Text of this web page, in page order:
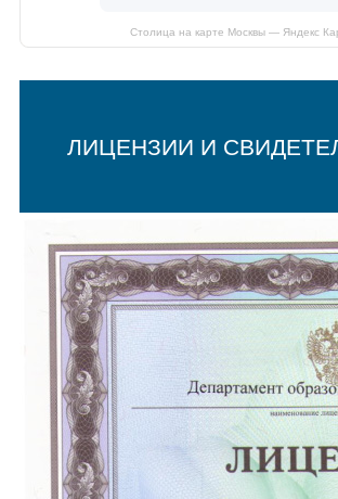
Столица на карте Москвы — Яндекс
ЛИЦЕНЗИИ И